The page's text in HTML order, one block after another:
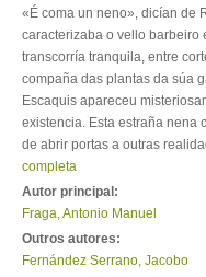
«É coma un neno», dicían de
caracterizaba o vello barbeiro
transcorría tranquila, entre
compaña das plantas da súa
Escaquis apareceu
existencia. Esta estraña nena
de abrir portas a outras
completa
Autor principal:
Fraga, Antonio Manuel
Outros autores:
Fernández Serrano, Jacobo